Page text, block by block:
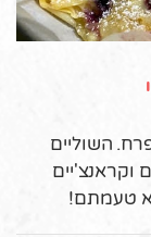
השוליים
וקראנצ'יים
לא טעמתם!